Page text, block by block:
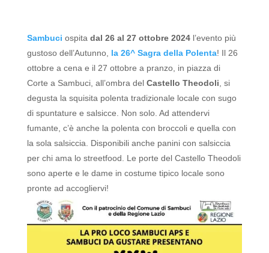
Sambuci ospita dal 26 al 27 ottobre 2024l’evento più
gustoso dell’Autunno, la 26^ Sagra della Polenta! Il 26
ottobre a cena e il 27 ottobre a pranzo, in piazza di
Corte a Sambuci, all’ombra del Castello Theodoli, si
degusta la squisita polenta tradizionale locale con sugo
di spuntature e salsicce. Non solo. Ad attendervi
fumante, c’è anche la polenta con broccoli e quella con
la sola salsiccia. Disponibili anche panini con salsiccia
per chi ama lo streetfood. Le porte del Castello Theodoli
sono aperte e le dame in costume tipico locale sono
pronte ad accogliervi!